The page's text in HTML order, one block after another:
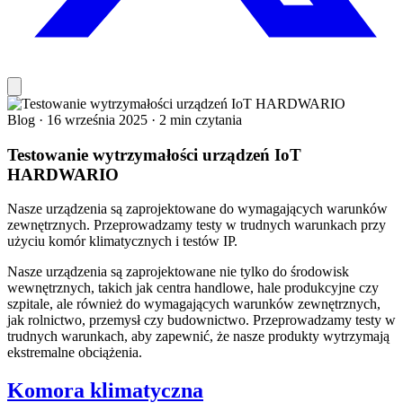
Blog · 16 września 2025 · 2 min czytania
Testowanie wytrzymałości urządzeń IoT
HARDWARIO
Nasze urządzenia są zaprojektowane do wymagających warunków
zewnętrznych. Przeprowadzamy testy w trudnych warunkach przy
użyciu komór klimatycznych i testów IP.
Nasze urządzenia są zaprojektowane nie tylko do środowisk
wewnętrznych, takich jak centra handlowe, hale produkcyjne czy
szpitale, ale również do wymagających warunków zewnętrznych,
jak rolnictwo, przemysł czy budownictwo. Przeprowadzamy testy w
trudnych warunkach, aby zapewnić, że nasze produkty wytrzymają
ekstremalne obciążenia.
Komora klimatyczna